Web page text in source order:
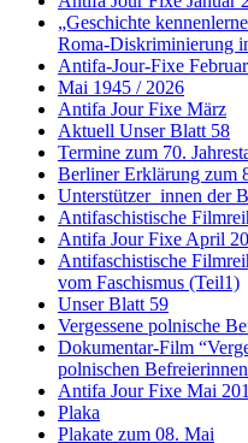
„Geschichte
Roma-Diskriminierung
Antifa-Jour-Fixe
Mai 1945 / 2026
Antifa Jour Fixe März
Aktuell Unser Blatt 58
Termine zum 70.
Berliner Erklärung zum
Unterstützer_innen der
Antifaschistische
Antifa Jour Fixe April
Antifaschistische
vom Faschismus (Teil1)
Unser Blatt 59
Vergessene polnische
Dokumentar-Film
polnischen
Antifa Jour Fixe Mai
Plaka
Plakate zum 08. Mai